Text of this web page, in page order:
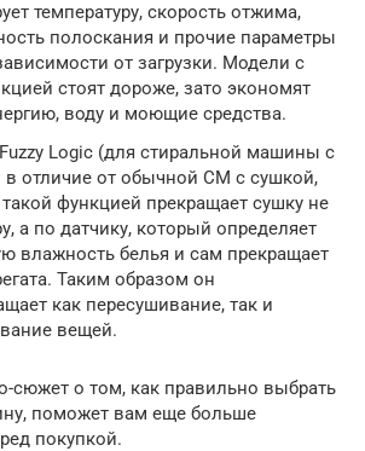
температуру, скорость отжима,
полоскания и прочие параметры
от загрузки. Модели с
стоят дороже, зато экономят
воду и моющие средства.
Logic (для стиральной машины с
отличие от обычной СМ с сушкой,
функцией прекращает сушку не
а по датчику, который определяет
влажность белья и сам прекращает
Таким образом он
как пересушивание, так и
вещей.
сюжет о том, как правильно выбрать
поможет вам еще больше
покупкой.